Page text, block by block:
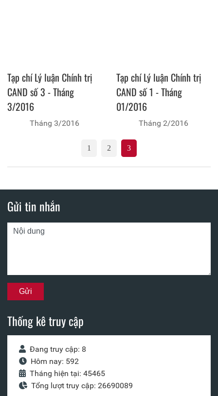
Tạp chí Lý luận Chính trị
CAND số 3 - Tháng
3/2016
Tháng 3/2016
Tạp chí Lý luận Chính trị
CAND số 1 - Tháng
01/2016
Tháng 2/2016
1 2 3
Gửi tin nhắn
Thống kê truy cập
Đang truy cập: 8
Hôm nay: 592
Tháng hiện tại: 45465
Tổng lượt truy cập: 26690089